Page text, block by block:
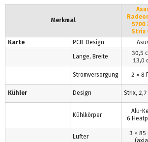
Merkmal
5700
Strix
Karte PCB-Design
Länge, Breite
30,5
13,0
Stromversorgung 2 × 8
Kühler Design Strix,
Kühlkörper
Alu-
6
Lüfter
3 × 85